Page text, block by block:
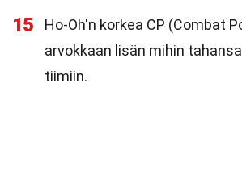
15
Ho-Oh'n korkea CP (Combat
arvokkaan lisän mihin
tiimiin.